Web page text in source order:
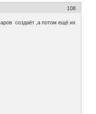
108
создаёт ,а потом ещё их